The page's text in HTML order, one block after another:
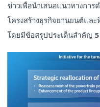
ข่าวเพื่อนำเสนอแนวทางการ
โครงสร้างธุรกิจยานยนต์แล
โดยมีข้อสรุปประเด็นสำคัญ